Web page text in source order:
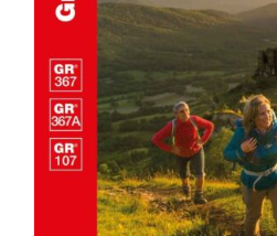
ACHETER LE PRODUIT